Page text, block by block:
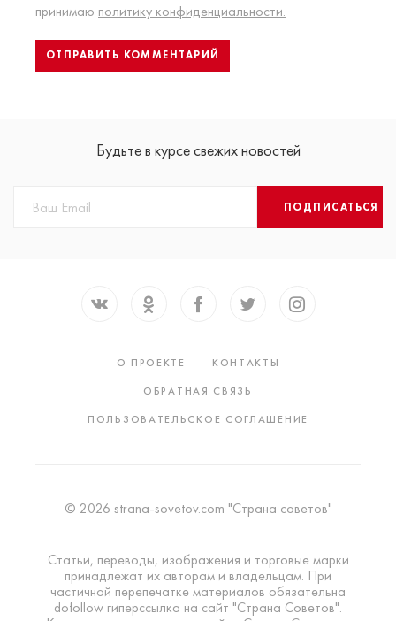
принимаю политику конфиденциальности.
Будьте в курсе свежих новостей
ПОДПИСАТЬСЯ
О ПРОЕКТЕ
КОНТАКТЫ
ОБРАТНАЯ СВЯЗЬ
ПОЛЬЗОВАТЕЛЬСКОЕ СОГЛАШЕНИЕ
© 2026 strana-sovetov.com "Страна советов"
Статьи, переводы, изображения и торговые марки
принадлежат их авторам и владельцам. При
частичной перепечатке материалов обязательна
dofollow гиперссылка на сайт "Страна Советов".